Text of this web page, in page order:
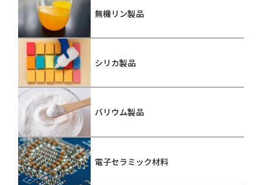
無機リン製品
シリカ製品
バリウム製品
電子セラミック材料